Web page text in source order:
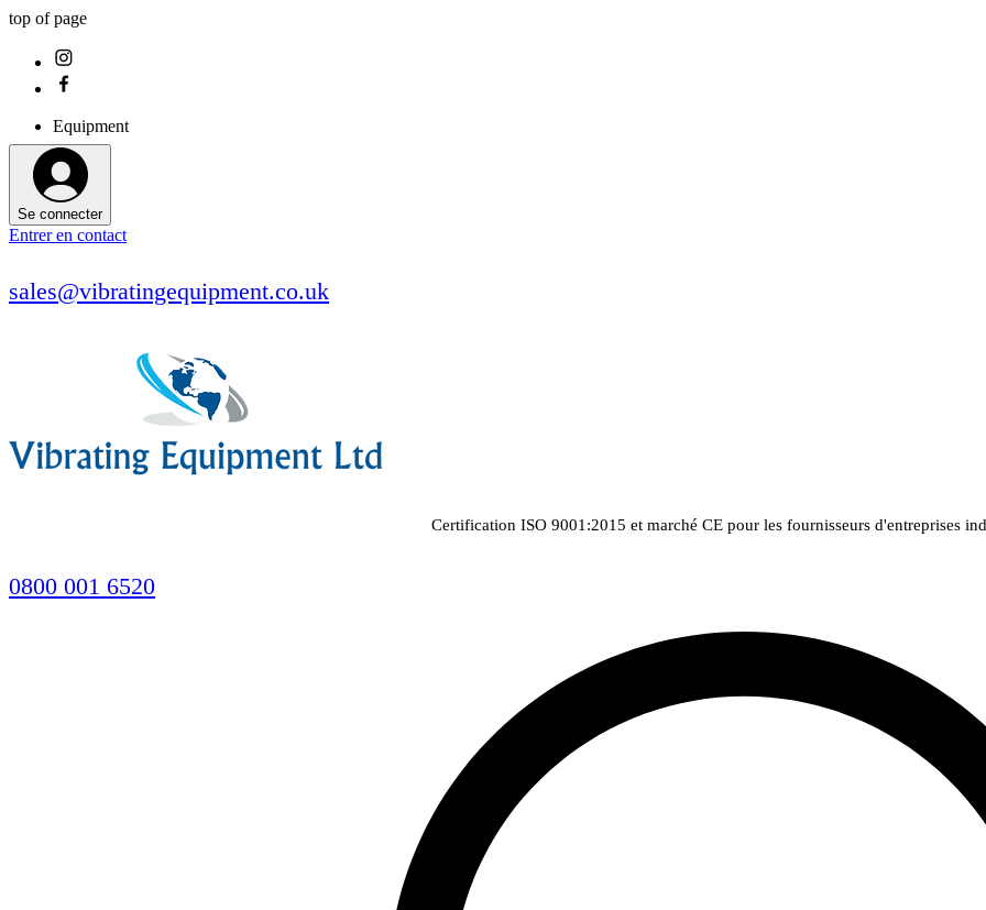
top of page
Equipment
Se connecter
Entrer en contact
sales@vibratingequipment.co.uk
Certification ISO 9001:2015 et marché CE pour les fournisseurs d'entreprises
0800 001 6520